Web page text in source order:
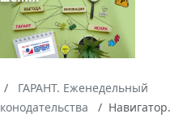
ГАРАНТ. Еженедельный
Навигатор.